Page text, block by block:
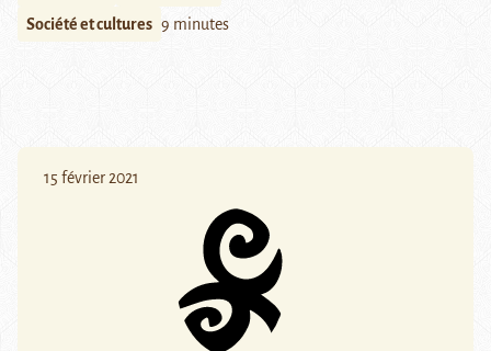
Société et cultures 9 minutes
15 février 2021